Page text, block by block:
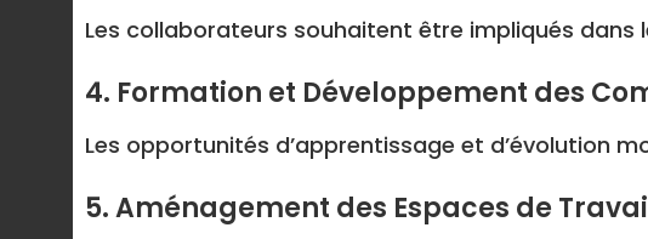
Les collaborateurs souhaitent être impliqués
4. Formation et Développement des
Les opportunités d’apprentissage et d’évolution
5. Aménagement des Espaces de